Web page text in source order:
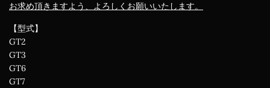
お求め頂きますよう、よろしくお願いいたします。
【型式】
GT2
GT3
GT6
GT7